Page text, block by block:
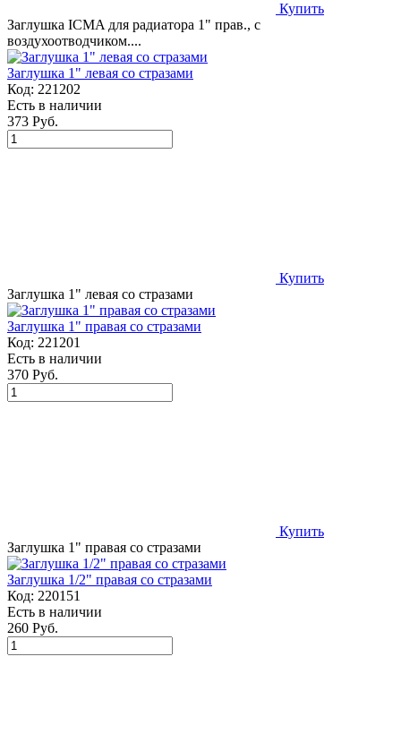
Купить
Заглушка ICMA для радиатора 1" прав., с
воздухоотводчиком....
Заглушка 1" левая со стразами
Код: 221202
Есть в наличии
373 Руб.
Купить
Заглушка 1" левая со стразами
Заглушка 1" правая со стразами
Код: 221201
Есть в наличии
370 Руб.
Купить
Заглушка 1" правая со стразами
Заглушка 1/2" правая со стразами
Код: 220151
Есть в наличии
260 Руб.